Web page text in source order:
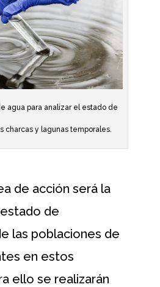
agua para analizar el estado de
charcas y lagunas temporales.
de acción será la
de
las poblaciones de
en estos
ello se realizarán